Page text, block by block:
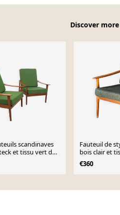
Discover
scandinaves
et tissu vert des
Fauteuil de
bois clair et
vers 1960
€360